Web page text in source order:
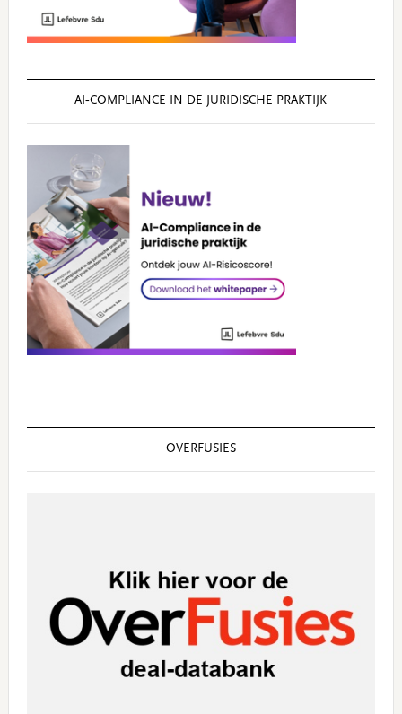
AI‑COMPLIANCE IN DE JURIDISCHE PRAKTIJK
OVERFUSIES